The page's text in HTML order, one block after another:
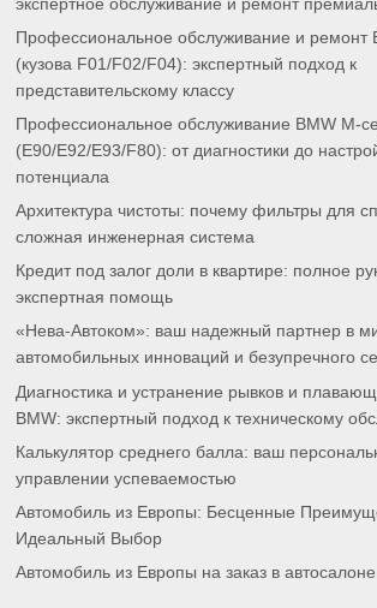
экспертное обслуживание и ремонт
Профессиональное обслуживание и ремонт
(кузова F01/F02/F04): экспертный подход к
представительскому классу
Профессиональное обслуживание BMW M-
(E90/E92/E93/F80): от диагностики до
потенциала
Архитектура чистоты: почему фильтры для
сложная инженерная система
Кредит под залог доли в квартире: полное
экспертная помощь
«Нева-Автоком»: ваш надежный партнер в
автомобильных инноваций и безупречного
Диагностика и устранение рывков и
BMW: экспертный подход к техническому
Калькулятор среднего балла: ваш
управлении успеваемостью
Автомобиль из Европы: Бесценные
Идеальный Выбор
Автомобиль из Европы на заказ в автосалоне